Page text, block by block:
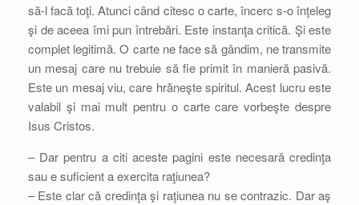
să-l facă toţi. Atunci când citesc o carte, încerc s-o înţeleg
şi de aceea îmi pun întrebări. Este instanţa critică. Şi este
complet legitimă. O carte ne face să gândim, ne transmite
un mesaj care nu trebuie să fie primit în manieră pasivă.
Este un mesaj viu, care hrăneşte spiritul. Acest lucru este
valabil şi mai mult pentru o carte care vorbeşte despre
Isus Cristos.
– Dar pentru a citi aceste pagini este necesară credinţa
sau e suficient a exercita raţiunea?
– Este clar că credinţa şi raţiunea nu se contrazic. Dar aş